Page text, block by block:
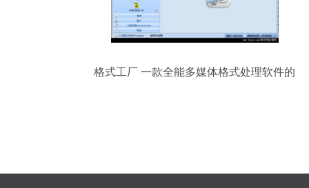
格式工厂 一款全能多媒体格式处理软件的